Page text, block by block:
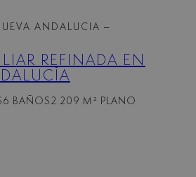
ANDALUCIA –
REFINADA EN
6 BAÑOS 2.209 M² PLANO